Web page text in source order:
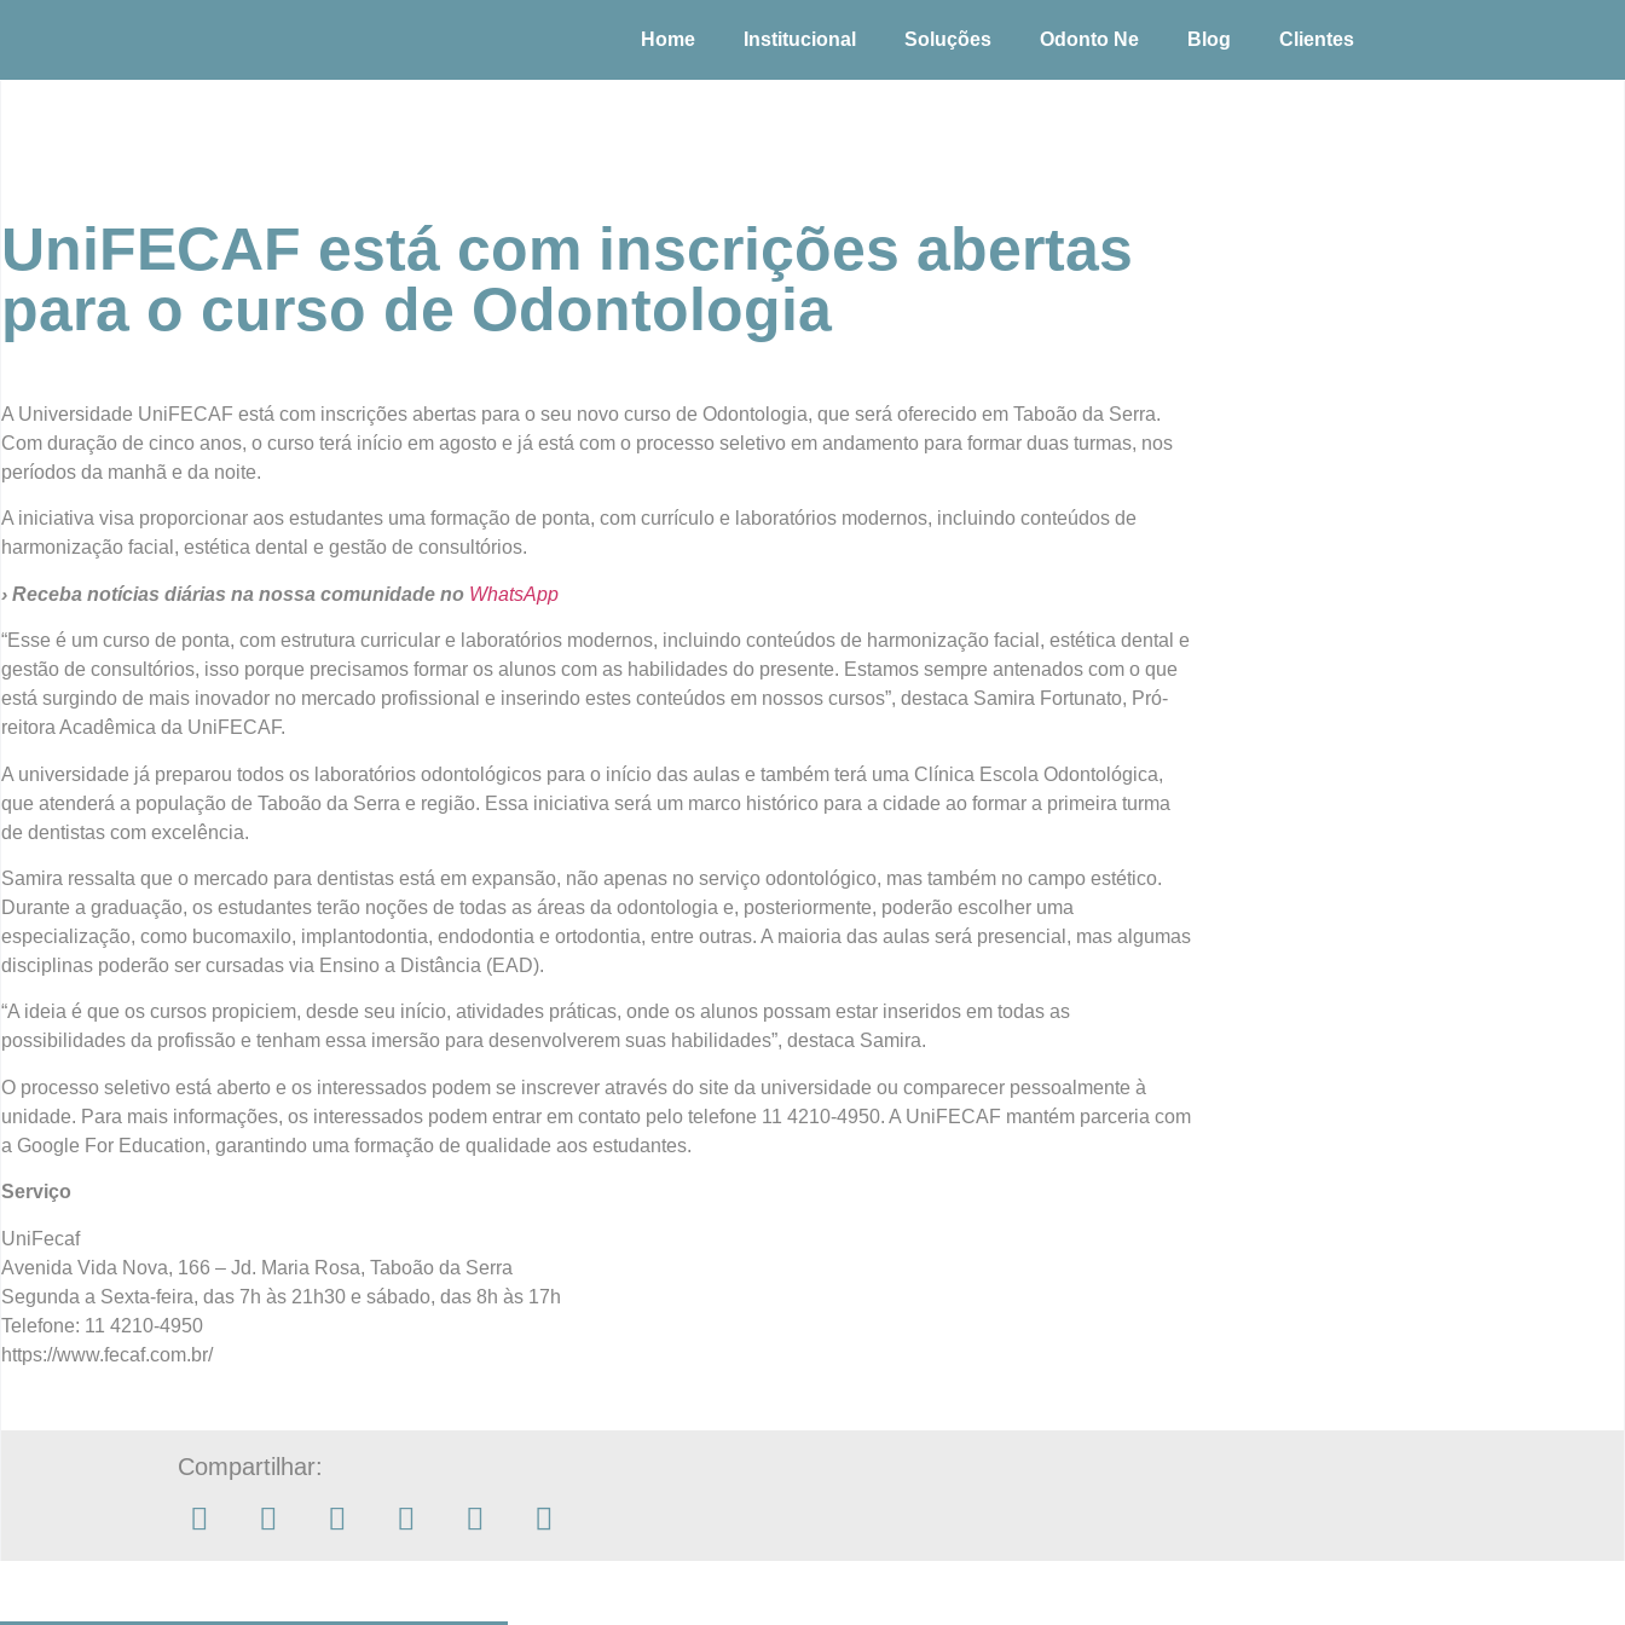
Home Institucional Soluções Odonto Ne Blog Clientes
UniFECAF está com inscrições abertas
para o curso de Odontologia
A Universidade UniFECAF está com inscrições abertas para o seu novo curso de Odontologia, que será oferecido em Taboão da Serra.
Com duração de cinco anos, o curso terá início em agosto e já está com o processo seletivo em andamento para formar duas turmas, nos
períodos da manhã e da noite.
A iniciativa visa proporcionar aos estudantes uma formação de ponta, com currículo e laboratórios modernos, incluindo conteúdos de
harmonização facial, estética dental e gestão de consultórios.
› Receba notícias diárias na nossa comunidade no WhatsApp
“Esse é um curso de ponta, com estrutura curricular e laboratórios modernos, incluindo conteúdos de harmonização facial, estética dental e
gestão de consultórios, isso porque precisamos formar os alunos com as habilidades do presente. Estamos sempre antenados com o que
está surgindo de mais inovador no mercado profissional e inserindo estes conteúdos em nossos cursos”, destaca Samira Fortunato, Pró-
reitora Acadêmica da UniFECAF.
A universidade já preparou todos os laboratórios odontológicos para o início das aulas e também terá uma Clínica Escola Odontológica,
que atenderá a população de Taboão da Serra e região. Essa iniciativa será um marco histórico para a cidade ao formar a primeira turma
de dentistas com excelência.
Samira ressalta que o mercado para dentistas está em expansão, não apenas no serviço odontológico, mas também no campo estético.
Durante a graduação, os estudantes terão noções de todas as áreas da odontologia e, posteriormente, poderão escolher uma
especialização, como bucomaxilo, implantodontia, endodontia e ortodontia, entre outras. A maioria das aulas será presencial, mas algumas
disciplinas poderão ser cursadas via Ensino a Distância (EAD).
“A ideia é que os cursos propiciem, desde seu início, atividades práticas, onde os alunos possam estar inseridos em todas as
possibilidades da profissão e tenham essa imersão para desenvolverem suas habilidades”, destaca Samira.
O processo seletivo está aberto e os interessados podem se inscrever através do site da universidade ou comparecer pessoalmente à
unidade. Para mais informações, os interessados podem entrar em contato pelo telefone 11 4210-4950. A UniFECAF mantém parceria com
a Google For Education, garantindo uma formação de qualidade aos estudantes.
Serviço
UniFecaf
Avenida Vida Nova, 166 – Jd. Maria Rosa, Taboão da Serra
Segunda a Sexta-feira, das 7h às 21h30 e sábado, das 8h às 17h
Telefone: 11 4210-4950
https://www.fecaf.com.br/
Compartilhar: